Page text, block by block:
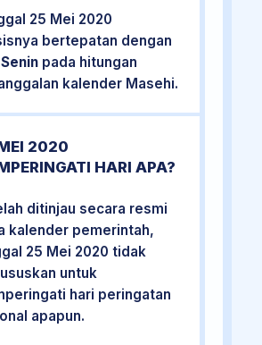
25 Mei 2020
bertepatan dengan
pada hitungan
kalender Masehi.
2020
HARI APA?
ditinjau secara resmi
kalender pemerintah,
25 Mei 2020 tidak
untuk
hari peringatan
apapun.